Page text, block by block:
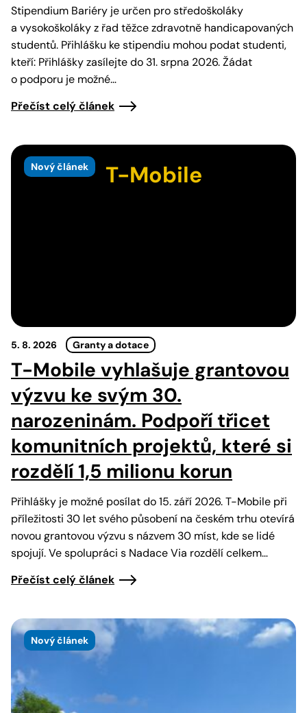
Stipendium Bariéry je určen pro středoškoláky
a vysokoškoláky z řad těžce zdravotně handicapovaných
studentů. Přihlášku ke stipendiu mohou podat studenti,
kteří: Přihlášky zasílejte do 31. srpna 2026. Žádat
o podporu je možné…
Přečíst celý článek
Nový článek T-Mobile
5. 8. 2026 Granty a dotace
T-Mobile vyhlašuje grantovou
výzvu ke svým 30.
narozeninám. Podpoří třicet
komunitních projektů, které si
rozdělí 1,5 milionu korun
Přihlášky je možné posílat do 15. září 2026. T-Mobile při
příležitosti 30 let svého působení na českém trhu otevírá
novou grantovou výzvu s názvem 30 míst, kde se lidé
spojují. Ve spolupráci s Nadace Via rozdělí celkem…
Přečíst celý článek
Nový článek